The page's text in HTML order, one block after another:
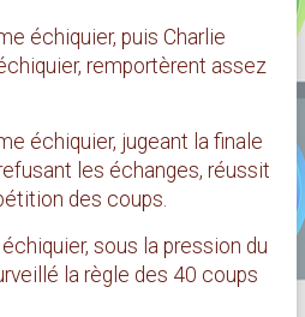
échiquier, puis Charlie
remportèrent assez
échiquier, jugeant la finale
les échanges, réussit
des coups.
sous la pression du
la règle des 40 coups